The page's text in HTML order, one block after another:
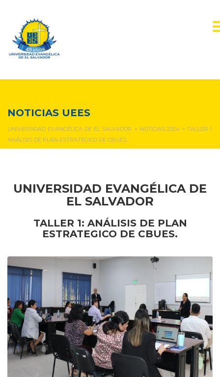
NOTICIAS UEES
UNIVERSIDAD EVANGÉLICA DE EL SALVADOR > NOTICIAS 2024> TALLER 1:
ANÁLISIS DE PLAN ESTRATEGICO DE CBUES.
UNIVERSIDAD EVANGÉLICA DE
EL SALVADOR
TALLER 1: ANÁLISIS DE PLAN
ESTRATEGICO DE CBUES.